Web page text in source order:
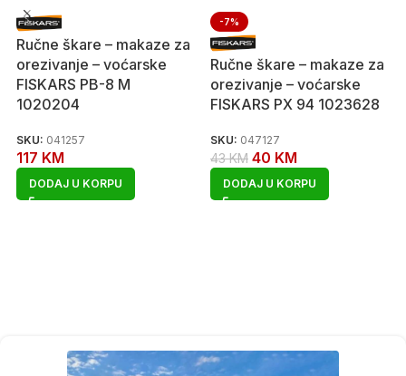
Ručne škare – makaze za
orezivanje – voćarske
FISKARS PB-8 M
1020204
SKU: 041257
117 KM
DODAJ U KORPU
-7%
Ručne škare – makaze za
orezivanje – voćarske
FISKARS PX 94 1023628
SKU: 047127
43KM 40 KM
DODAJ U KORPU